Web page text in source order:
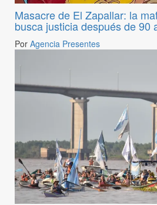
Masacre de El Zapallar: la
busca justicia después de 90
Por Agencia Presentes